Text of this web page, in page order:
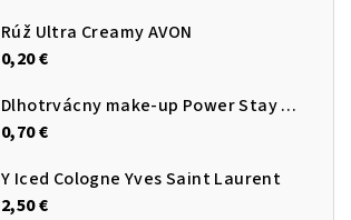
Rúž Ultra Creamy AVON
0,20 €
Dlhotrvácny make-up Power Stay AVON
0,70 €
Y Iced Cologne Yves Saint Laurent
2,50 €